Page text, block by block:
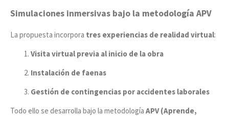
Simulaciones inmersivas bajo la metodología APV
La propuesta incorpora tres experiencias de realidad virtual:
Visita virtual previa al inicio de la obra
Instalación de faenas
Gestión de contingencias por accidentes laborales
Todo ello se desarrolla bajo la metodología APV (Aprende,